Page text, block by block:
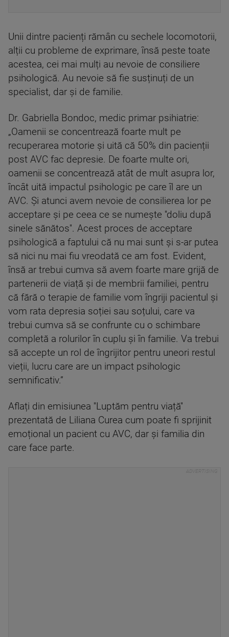
Unii dintre pacienți rămân cu sechele locomotorii,
alții cu probleme de exprimare, însă peste toate
acestea, cei mai mulți au nevoie de consiliere
psihologică. Au nevoie să fie susținuți de un
specialist, dar și de familie.
Dr. Gabriella Bondoc, medic primar psihiatrie:
„Oamenii se concentrează foarte mult pe
recuperarea motorie și uită că 50% din pacienții
post AVC fac depresie. De foarte multe ori,
oamenii se concentrează atât de mult asupra lor,
încât uită impactul psihologic pe care îl are un
AVC. Și atunci avem nevoie de consilierea lor pe
acceptare și pe ceea ce se numește ''doliu după
sinele sănătos''. Acest proces de acceptare
psihologică a faptului că nu mai sunt și s-ar putea
să nici nu mai fiu vreodată ce am fost. Evident,
însă ar trebui cumva să avem foarte mare grijă de
partenerii de viață și de membrii familiei, pentru
că fără o terapie de familie vom îngriji pacientul și
vom rata depresia soției sau soțului, care va
trebui cumva să se confrunte cu o schimbare
completă a rolurilor în cuplu și în familie. Va trebui
să accepte un rol de îngrijitor pentru uneori restul
vieții, lucru care are un impact psihologic
semnificativ.”
Aflați din emisiunea ''Luptăm pentru viață''
prezentată de Liliana Curea cum poate fi sprijinit
emoțional un pacient cu AVC, dar și familia din
care face parte.